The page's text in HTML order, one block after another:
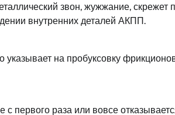
звон, жужжание, скрежет
внутренних деталей АКПП.
указывает на пробуксовку
первого раза или вовсе